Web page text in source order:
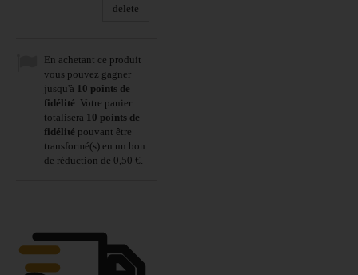
delete
En achetant ce produit
vous pouvez gagner
jusqu'à 10 points de
fidélité. Votre panier
totalisera 10 points de
fidélité pouvant être
transformé(s) en un bon
de réduction de 0,50 €.